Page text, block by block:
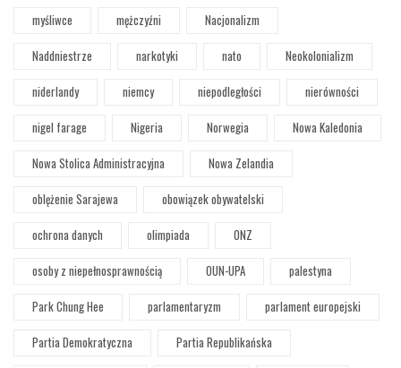
myśliwce
mężczyźni
Nacjonalizm
Naddniestrze
narkotyki nato
Neokolonializm
niderlandy
niemcy niepodległości
nierówności
nigel farage
Nigeria Norwegia
Nowa Kaledonia
Nowa Stolica Administracyjna
Nowa Zelandia
oblężenie Sarajewa
obowiązek obywatelski
ochrona danych
olimpiada
ONZ
osoby z niepełnosprawnością
OUN-UPA
palestyna
Park Chung Hee
parlamentaryzm
parlament europejski
Partia Demokratyczna
Partia Republikańska